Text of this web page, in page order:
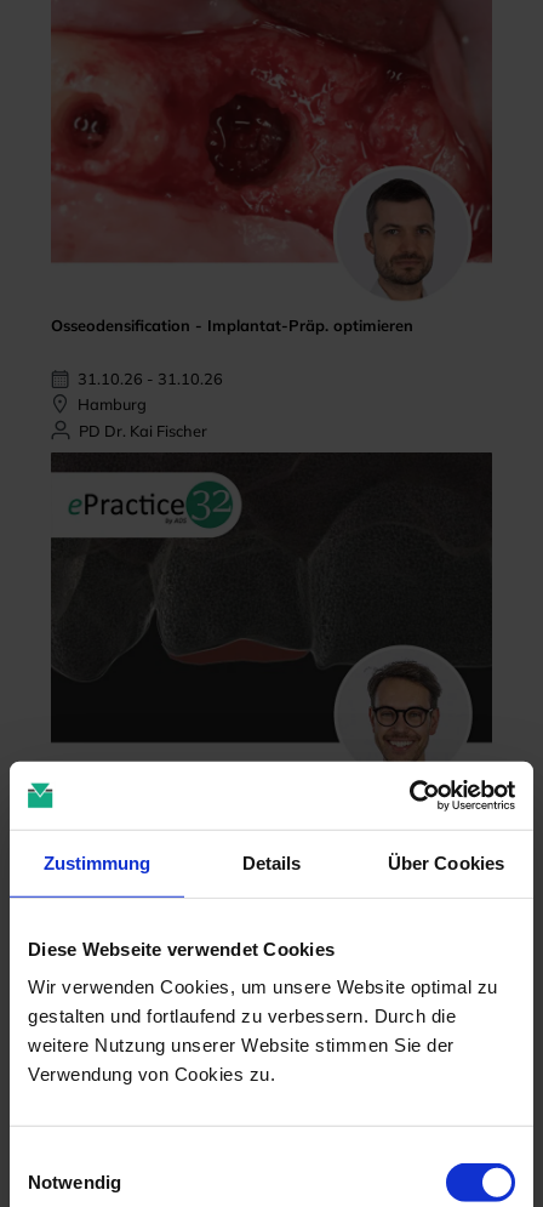
Zustimmung Details Über Cookies
Diese Webseite verwendet Cookies
Wir verwenden Cookies, um unsere Website optimal zu
gestalten und fortlaufend zu verbessern. Durch die
weitere Nutzung unserer Website stimmen Sie der
Verwendung von Cookies zu.
Notwendig
Osseodensification - Implantat-Präp. optimieren
31.10.26 - 31.10.26
Hamburg
PD Dr. Kai Fischer
Zahntechnik im 4D-Zeitalter
04.11.26 - 04.11.26